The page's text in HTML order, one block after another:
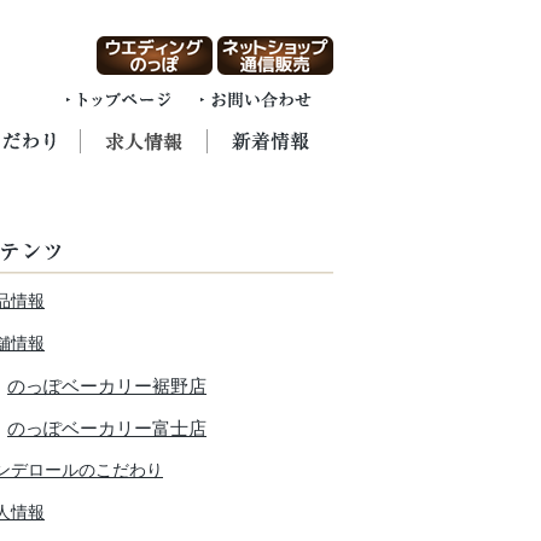
情報
情報
のっぽベーカリー裾野店
のっぽベーカリー富士店
デロールのこだわり
情報